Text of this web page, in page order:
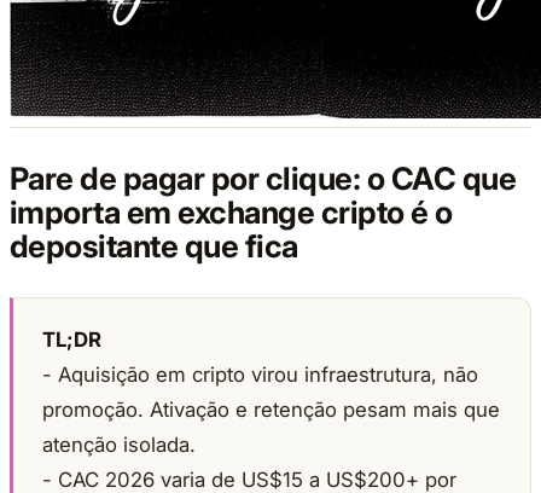
Pare de pagar por clique: o CAC que
importa em exchange cripto é o
depositante que fica
TL;DR
- Aquisição em cripto virou infraestrutura, não
promoção. Ativação e retenção pesam mais que
atenção isolada.
- CAC 2026 varia de US$15 a US$200+ por